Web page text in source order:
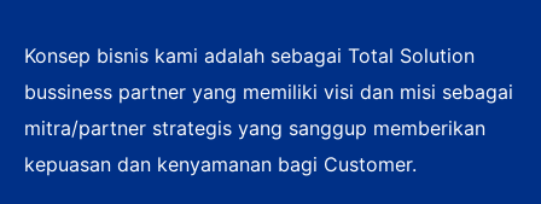
Konsep bisnis kami adalah sebagai Total Solution
bussiness partner yang memiliki visi dan misi sebagai
mitra/partner strategis yang sanggup memberikan
kepuasan dan kenyamanan bagi Customer.